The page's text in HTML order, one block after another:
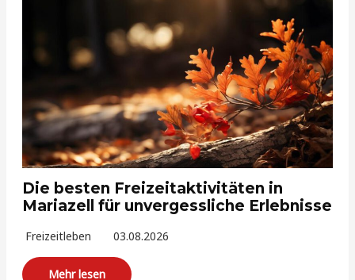
Die besten Freizeitaktivitäten in
Mariazell für unvergessliche Erlebnisse
Freizeitleben 03.08.2026
Mehr lesen